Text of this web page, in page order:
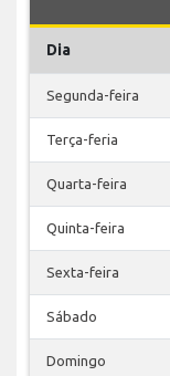
Dia
Segunda-feira
Terça-feria
Quarta-feira
Quinta-feira
Sexta-feira
Sábado
Domingo